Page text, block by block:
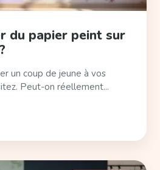
du papier peint sur
un coup de jeune à vos
Peut-on réellement...